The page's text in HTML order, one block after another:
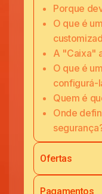
Porque
O que é
A "Caixa"
O que é
configurá-
Quem é
Onde
Ofertas
Pagamentos